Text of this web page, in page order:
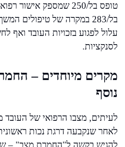
טופס בל/250 שמספק
בל/283 במקרה של טיפולים
עלול לפגוע בזכויות העובד ואף
לסנקציות.
מקרים מיוחדים –
נוסף
לעיתים, מצבו הרפואי של העובד
לאחר שנקבעה דרגת נכות
להגיש בקשה ל"החמרת מצב" –